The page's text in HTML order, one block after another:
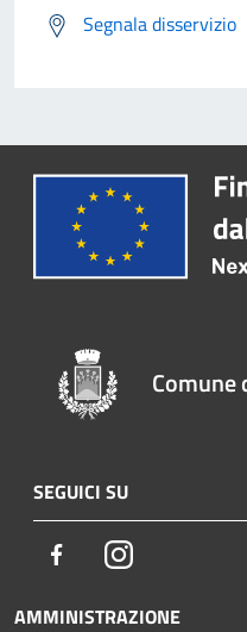
Segnala disservizio
SEGUICI SU
FacebookInstagram
AMMINISTRAZIONE